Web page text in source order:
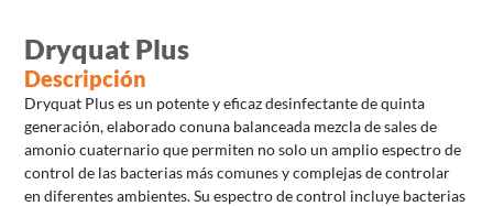
Dryquat Plus
Descripción
Dryquat Plus es un potente y eficaz desinfectante de quinta
generación, elaborado conuna balanceada mezcla de sales de
amonio cuaternario que permiten no solo un amplio espectro de
control de las bacterias más comunes y complejas de controlar
en diferentes ambientes. Su espectro de control incluye bacterias